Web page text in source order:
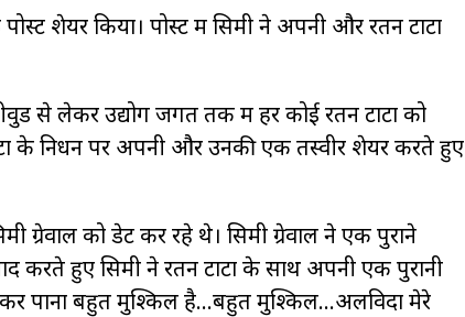
शेयर किया। पोस्ट में सिमी ने अपनी और रतन टाटा
से लेकर उद्योग जगत तक में हर कोई रतन टाटा को
के निधन पर अपनी और उनकी एक तस्वीर शेयर करते हुए
ग्रेवाल को डेट कर रहे थे। सिमी ग्रेवाल ने एक पुराने
करते हुए सिमी ने रतन टाटा के साथ अपनी एक पुरानी
पाना बहुत मुश्किल है…बहुत मुश्किल…अलविदा मेरे